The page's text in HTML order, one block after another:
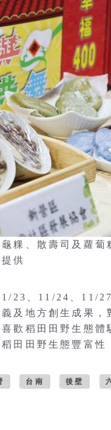
粿、散壽司及蘿
供
23、11/24、11/
及地方創生成果
歡稻田田野生態
田田野生態豐富
台南 後壁